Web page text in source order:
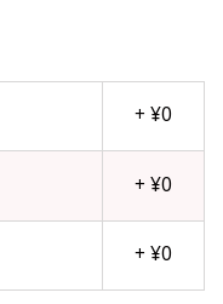
+ ¥0
+ ¥0
+ ¥0